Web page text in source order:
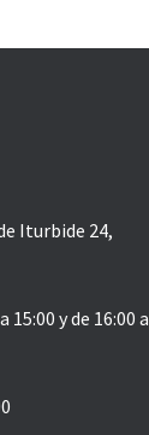
Iturbide 24,
15:00 y de 16:00 a